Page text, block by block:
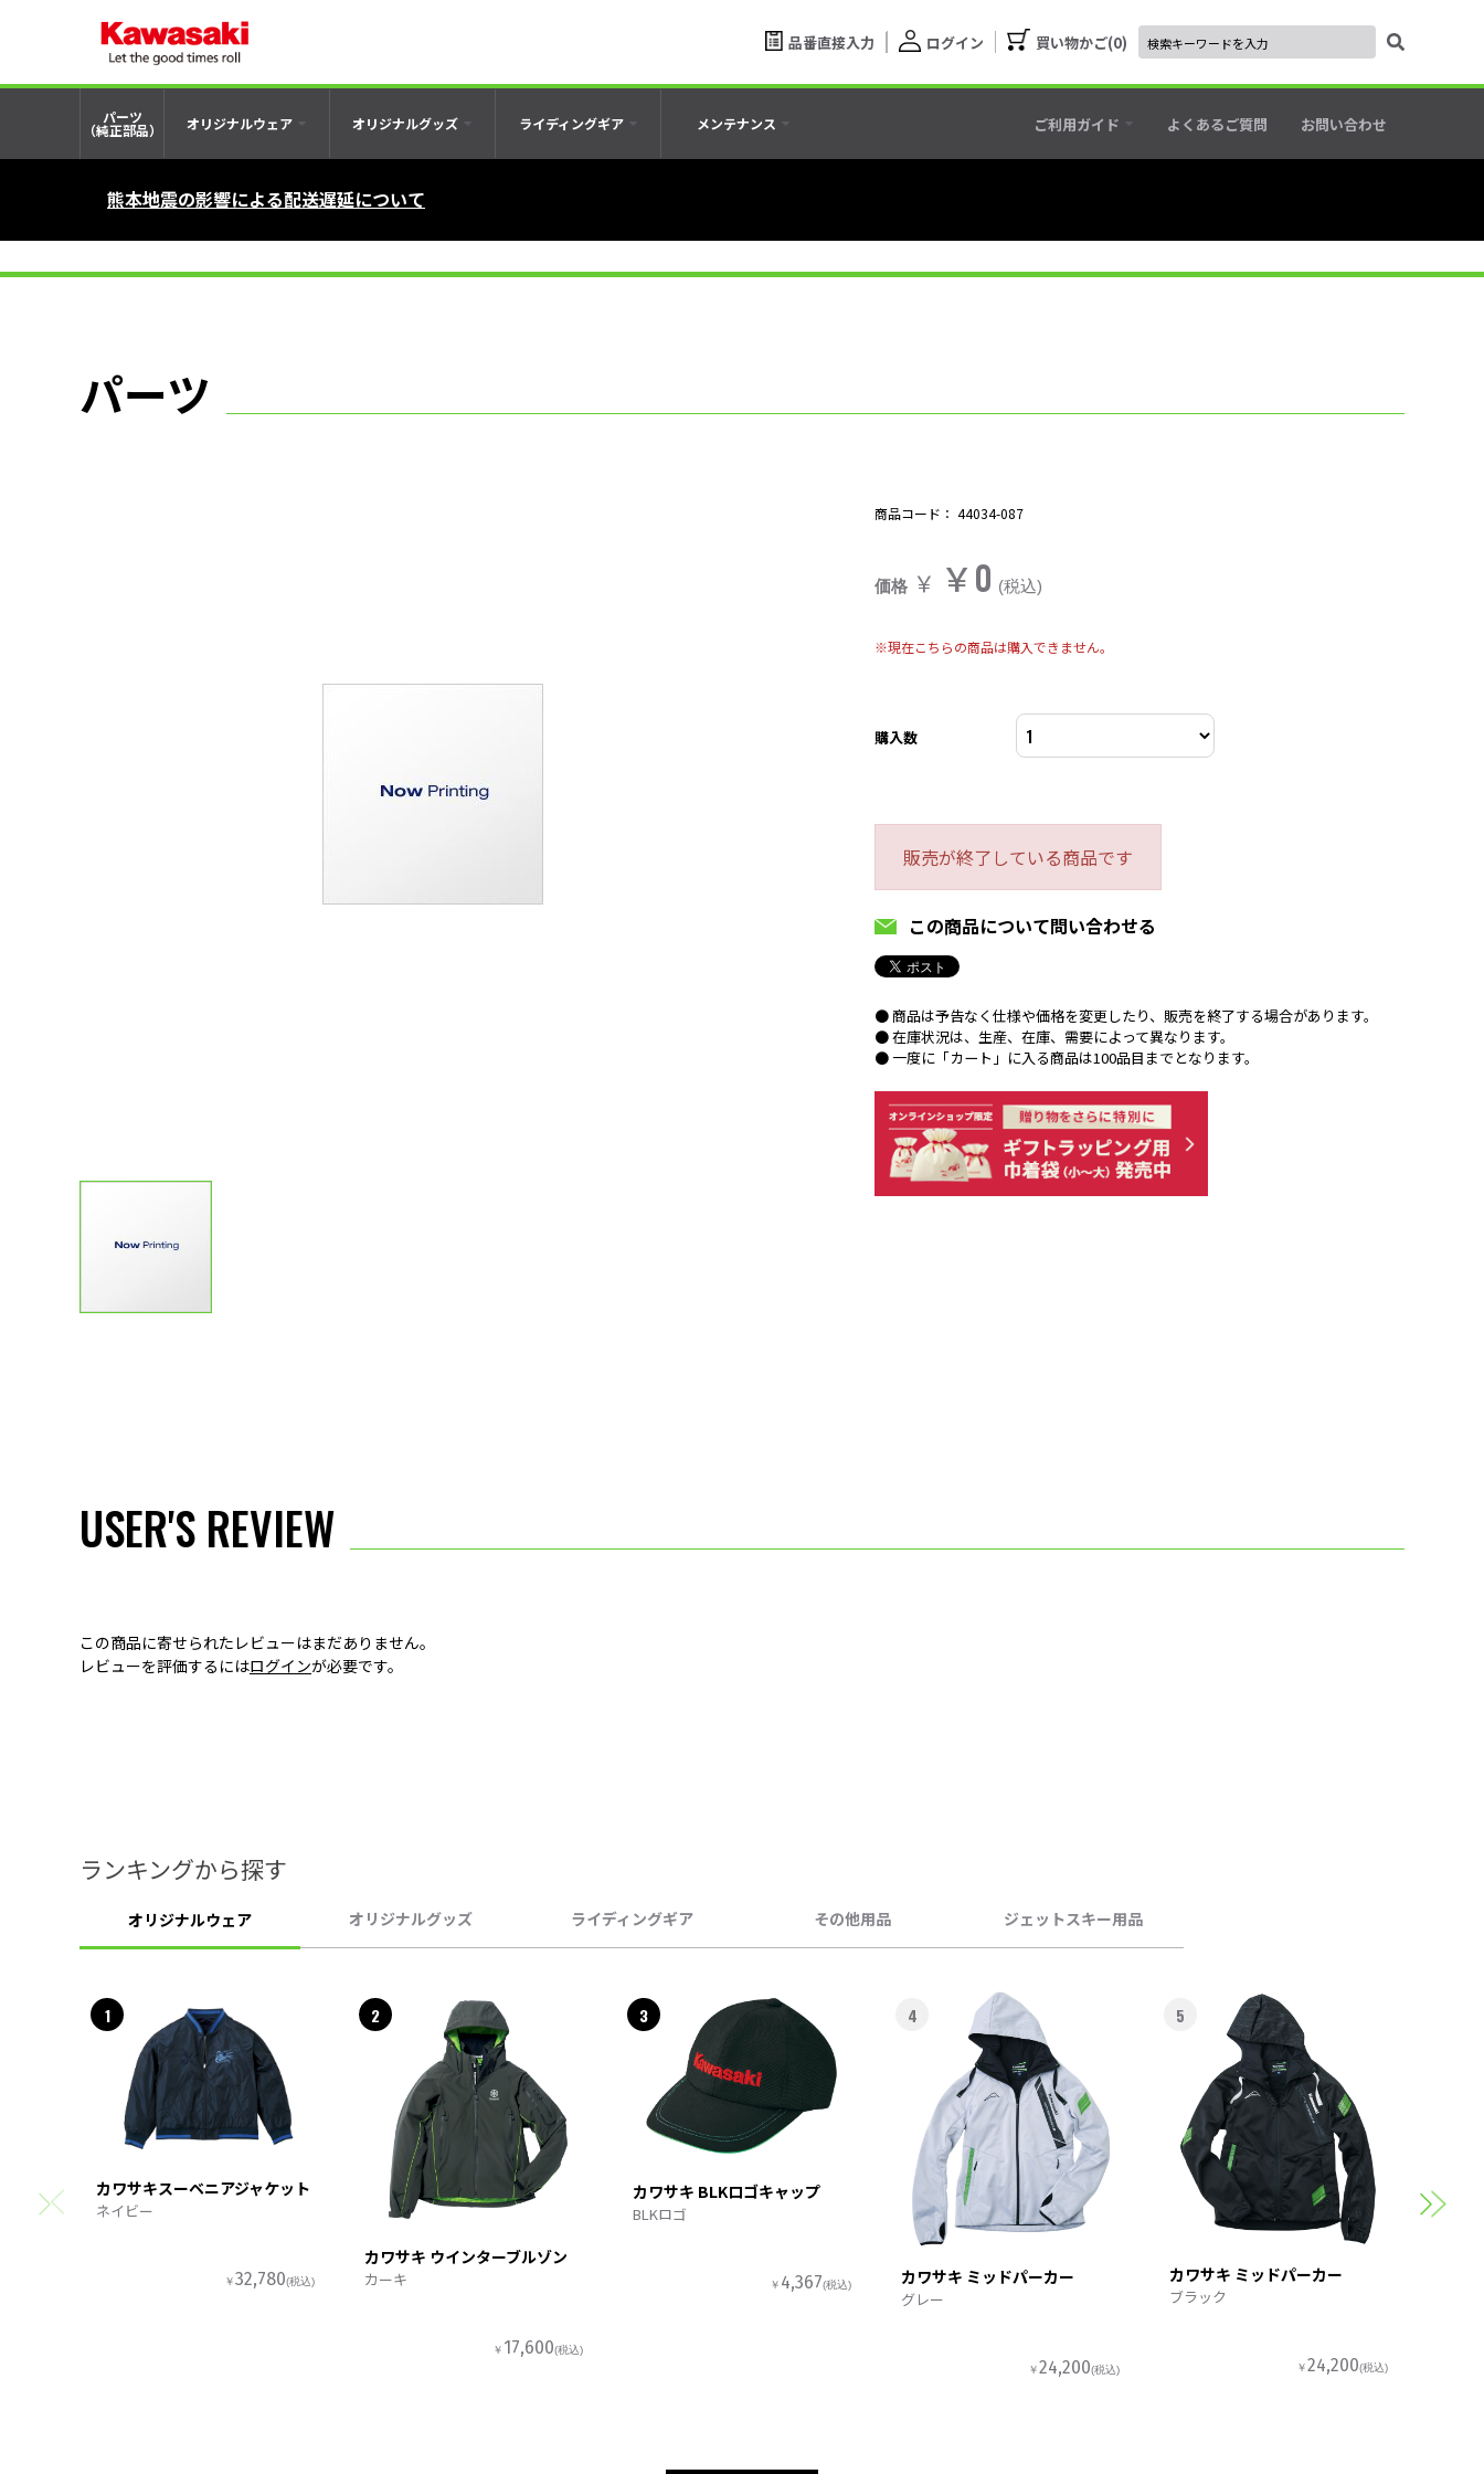
品番直接入力 ログイン 買い物かご 0
パーツ
（純正部品） オリジナルウェア オリジナルグッズ ライディングギア メンテナンス ご利用ガイド よくあるご質問 お問い合わせ
熊本地震の影響による配送遅延について
パーツ
商品コード： 44034-087
価格 ￥ ￥0 (税込)
※現在こちらの商品は購入できません。
購入数
販売が終了している商品です
この商品について問い合わせる
● 商品は予告なく仕様や価格を変更したり、販売を終了する場合があります。
● 在庫状況は、生産、在庫、需要によって異なります。
● 一度に「カート」に入る商品は100品目までとなります。
USER'S REVIEW
この商品に寄せられたレビューはまだありません。
レビューを評価するにはログインが必要です。
ランキングから探す
オリジナルウェア オリジナルグッズ ライディングギア その他用品 ジェットスキー用品
1
カワサキスーベニアジャケット
ネイビー
￥32,780(税込)
2
カワサキ ウインターブルゾン
カーキ
￥ 17,600(税込)
3
カワサキ BLKロゴキャップ
BLKロゴ
￥ 4,367(税込)
4
カワサキ ミッドパーカー
グレー
￥24,200(税込)
5
カワサキ ミッドパーカー
ブラック
￥24,200(税込)
スポ